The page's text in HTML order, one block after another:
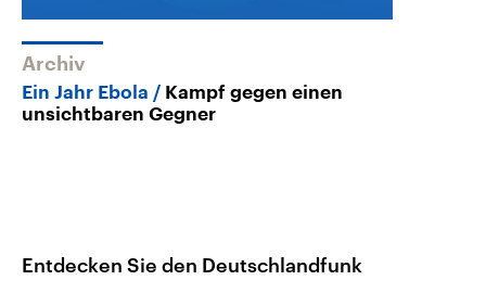
Archiv
Ein Jahr Ebola
Kampf gegen einen
unsichtbaren Gegner
Entdecken Sie den Deutschlandfunk